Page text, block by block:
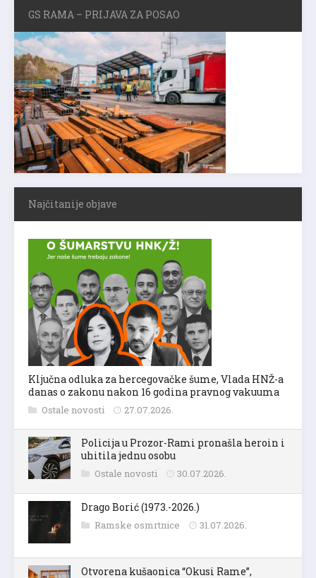
GS RAMA – PRIJAVA ZA POSAO
Najčitanije objave
Ključna odluka za hercegovačke šume, Vlada HNŽ-a
danas o zakonu nakon 16 godina pravnog vakuuma
Ostale novosti 27.07.2026.
Policija u Prozor-Rami pronašla heroin i
uhitila jednu osobu
Ostale novosti 30.07.2026.
Drago Borić (1973.-2026.)
Ramske osmrtnice 31.07.2026.
Otvorena kušaonica “Okusi Rame”,